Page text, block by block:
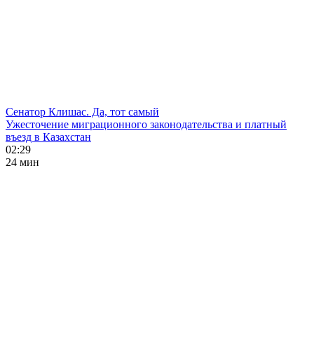
Сенатор Клишас. Да, тот самый
Ужесточение миграционного законодательства и платный
въезд в Казахстан
02:29
24 мин